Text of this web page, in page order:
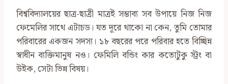
বিশ্ববিদ্যালয়ের ছাত্র-ছাত্রী মাত্রই সম্ভাব্য সব উপায়ে নিজ নিজ
ফেমেলির সাথে এটাচড। যত দূরে থাকো না কেন, তুমি তোমার
পরিবারের একজন সদস্য। ১৮ বছরের পরে পরিবার হতে বিচ্ছিন্ন
স্বাধীন ব্যক্তিমানুষ নও। ফেমিলি বন্ডিং কার কতোটুকু স্ট্রং বা
উইক, সেটা ভিন্ন বিষয়।